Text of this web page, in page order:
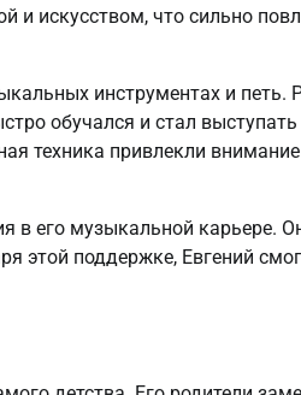
и искусством, что сильно
инструментах и петь.
обучался и стал
техника привлекли
его музыкальной карьере.
этой поддержке, Евгений